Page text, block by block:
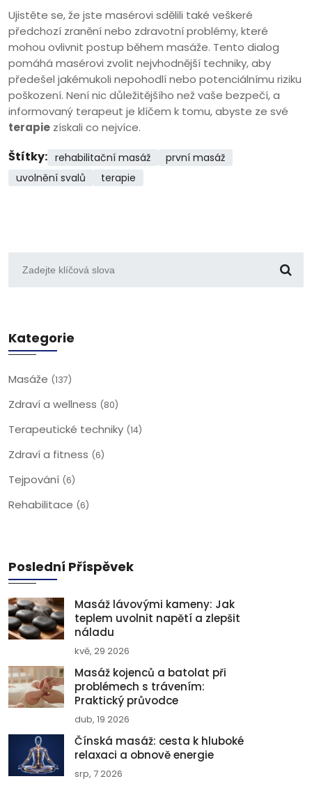
Ujistěte se, že jste masérovi sdělili také veškeré
předchozí zranění nebo zdravotní problémy, které
mohou ovlivnit postup během masáže. Tento dialog
pomáhá masérovi zvolit nejvhodnější techniky, aby
předešel jakémukoli nepohodlí nebo potenciálnímu riziku
poškození. Není nic důležitějšího než vaše bezpečí, a
informovaný terapeut je klíčem k tomu, abyste ze své
terapie získali co nejvíce.
Štítky: rehabilitační masáž
první masáž
uvolnění svalů
terapie
Kategorie
Masáže (137)
Zdraví a wellness (80)
Terapeutické techniky (14)
Zdraví a fitness (6)
Tejpování (6)
Rehabilitace (6)
Poslední Příspěvek
Masáž lávovými kameny: Jak
teplem uvolnit napětí a zlepšit
náladu
kvě, 29 2026
Masáž kojenců a batolat při
problémech s trávením:
Praktický průvodce
dub, 19 2026
Čínská masáž: cesta k hluboké
relaxaci a obnově energie
srp, 7 2026